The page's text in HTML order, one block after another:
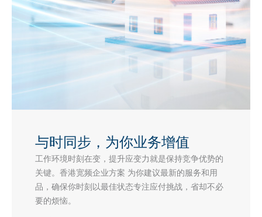
与时同步，为你业务增值
工作环境时刻在变，提升应变力就是保持竞争优势的
关键。香港宽频企业方案 为你建议最新的服务和用
品，确保你时刻以最佳状态专注应付挑战，省却不必
要的烦恼。